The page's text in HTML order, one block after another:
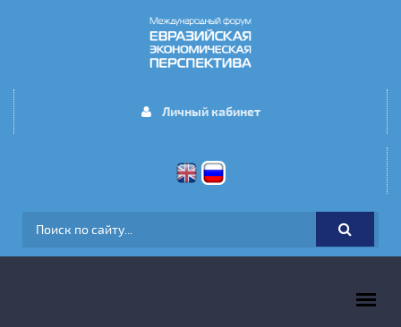
Личный кабинет
ФОРМА ПОИСКА